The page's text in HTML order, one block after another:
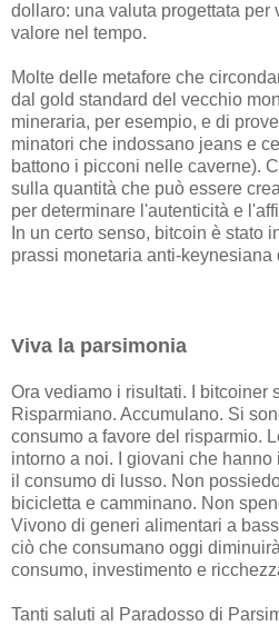
dollaro: una valuta progettata per
valore nel tempo.
Molte delle metafore che
dal gold standard del vecchio
mineraria, per esempio, e di
minatori che indossano jeans e
battono i picconi nelle caverne).
sulla quantità che può essere
per determinare l'autenticità e
In un certo senso, bitcoin è stato
prassi monetaria anti-keynesiana
Viva la parsimonia
Ora vediamo i risultati. I bitcoiner
Risparmiano. Accumulano. Si
consumo a favore del risparmio.
intorno a noi. I giovani che
il consumo di lusso. Non
bicicletta e camminano. Non
Vivono di generi alimentari a
ciò che consumano oggi
consumo, investimento e
Tanti saluti al Paradosso di